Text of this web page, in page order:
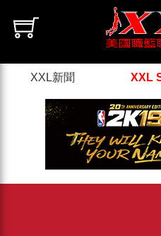
XXL新聞 XXL